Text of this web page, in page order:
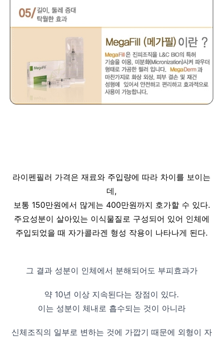
라이펜필러 가격은 재료와 주입량에 따라 차이를 보이는
데,
보통 150만원에서 많게는 400만원까지 호가할 수 있다.
주요성분이 살아있는 이식물질로 구성되어 있어 인체에
주입되었을 때 자가콜라겐 형성 작용이 나타나게 된다.
그 결과 성분이 인체에서 분해되어도 부피효과가
약 10년 이상 지속된다는 장점이 있다.
이는 성분이 체내로 흡수되는 것이 아니라
신체조직의 일부로 변하는 것에 가깝기 때문에 외형이 자